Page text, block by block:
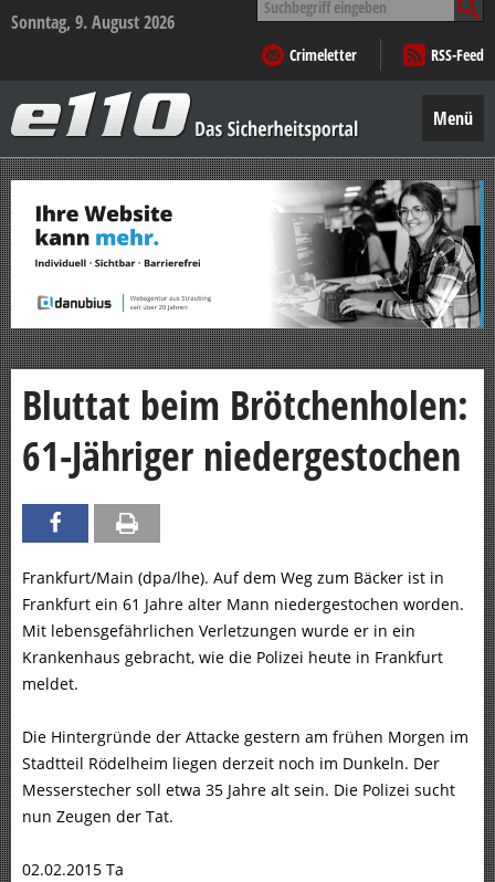
Sonntag, 9. August 2026
nach:
Crimeletter
RSS-Feed
–
Das
Sicherheitsportal
Menü
Zum
Inhalt
springen
Bluttat beim Brötchenholen:
61-Jähriger niedergestochen
Frankfurt/Main (dpa/lhe). Auf dem Weg zum Bäcker ist in
Frankfurt ein 61 Jahre alter Mann niedergestochen worden.
Mit lebensgefährlichen Verletzungen wurde er in ein
Krankenhaus gebracht, wie die Polizei heute in Frankfurt
meldet.
Die Hintergründe der Attacke gestern am frühen Morgen im
Stadtteil Rödelheim liegen derzeit noch im Dunkeln. Der
Messerstecher soll etwa 35 Jahre alt sein. Die Polizei sucht
nun Zeugen der Tat.
02.02.2015 Ta